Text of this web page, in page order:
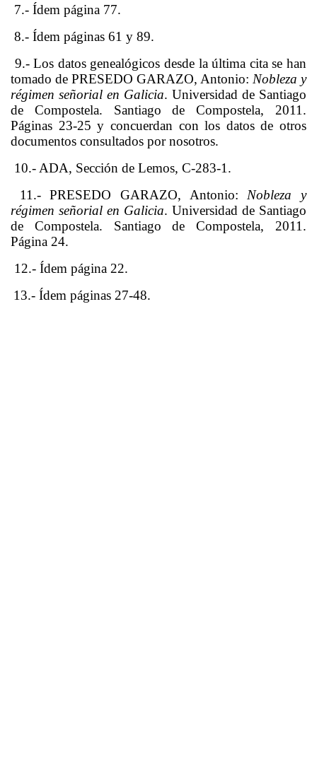
7.- Ídem página 77.
8.- Ídem páginas 61 y 89.
9.- Los datos genealógicos desde la última cita se han
tomado de PRESEDO GARAZO, Antonio: Nobleza y
régimen señorial en Galicia. Universidad de Santiago
de Compostela. Santiago de Compostela, 2011.
Páginas 23-25 y concuerdan con los datos de otros
documentos consultados por nosotros.
10.- ADA, Sección de Lemos, C-283-1.
11.- PRESEDO GARAZO, Antonio: Nobleza y
régimen señorial en Galicia. Universidad de Santiago
de Compostela. Santiago de Compostela, 2011.
Página 24.
12.- Ídem página 22.
13.- Ídem páginas 27-48.